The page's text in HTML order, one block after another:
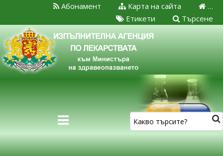
…
Карта на сайта
Абонамент
Търсене
Етикети